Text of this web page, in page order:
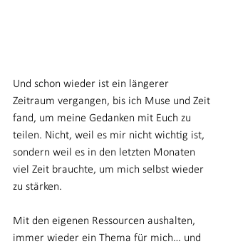
Und schon wieder ist ein längerer
Zeitraum vergangen, bis ich Muse und Zeit
fand, um meine Gedanken mit Euch zu
teilen. Nicht, weil es mir nicht wichtig ist,
sondern weil es in den letzten Monaten
viel Zeit brauchte, um mich selbst wieder
zu stärken.
Mit den eigenen Ressourcen aushalten,
immer wieder ein Thema für mich… und